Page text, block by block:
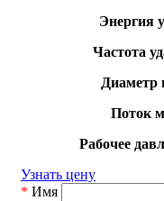
Энергия
Частота
Диаметр
Поток
Рабочее
Узнать цену
* Имя